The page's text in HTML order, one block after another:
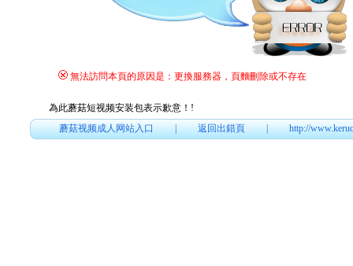
無法訪問本頁的原因是：更換服務器，頁麵刪除或不存在
為此蘑菇短视频安装包表示歉意！ !
蘑菇视频成人网站入口|返回出錯頁|http://